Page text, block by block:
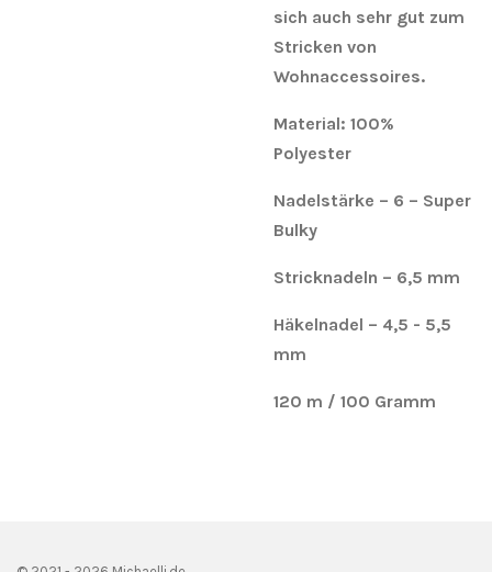
sich auch sehr gut zum
Stricken von
Wohnaccessoires.
Material: 100%
Polyester
Nadelstärke – 6 – Super
Bulky
Stricknadeln – 6,5 mm
Häkelnadel – 4,5 - 5,5
mm
120 m / 100 Gramm